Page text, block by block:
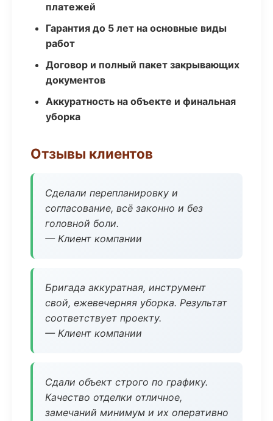
платежей
Гарантия до 5 лет на основные виды
работ
Договор и полный пакет закрывающих
документов
Аккуратность на объекте и финальная
уборка
Отзывы клиентов
Сделали перепланировку и
согласование, всё законно и без
головной боли.
— Клиент компании
Бригада аккуратная, инструмент
свой, ежевечерняя уборка. Результат
соответствует проекту.
— Клиент компании
Сдали объект строго по графику.
Качество отделки отличное,
замечаний минимум и их оперативно